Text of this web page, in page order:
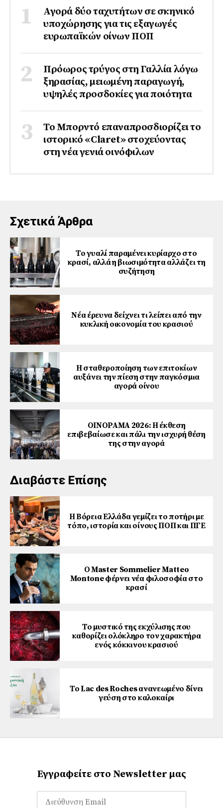
Αγορά δύο ταχυτήτων σε σκηνικό
υποχώρησης για τις εξαγωγές
ευρωπαϊκών οίνων ΠΟΠ
Πρόωρος τρύγος στη Γαλλία λόγω
ξηρασίας, μειωμένη παραγωγή,
υψηλές προσδοκίες για ποιότητα
Το Μπορντό επαναπροσδιορίζει το
ιστορικό «Claret» στοχεύοντας
στη νέα γενιά οινόφιλων
Σχετικά Άρθρα
Το γυαλί παραμένει κυρίαρχο στο
κρασί, αλλά η βιωσιμότητα αλλάζει τη
συζήτηση
Νέα έρευνα δείχνει τι λείπει από την
κυκλική οικονομία του κρασιού
Η σταθεροποίηση των επιτοκίων
αυξάνει την πίεση στην παγκόσμια
αγορά οίνου
ΟΙΝΟΡΑΜΑ 2026: Η έκθεση
επιβεβαίωσε και πάλι την ισχυρή θέση
της στην αγορά
Διαβάστε Επίσης
Η Βόρεια Ελλάδα γεμίζει το ποτήρι με
τόπο, ιστορία και οίνους ΠΟΠ και ΠΓΕ
Ο Master Sommelier Matteo
Montone φέρνει νέα φιλοσοφία στο
κρασί
Το μυστικό της εκχύλισης που
καθορίζει ολόκληρο τον χαρακτήρα
ενός κόκκινου κρασιού
Το Lac des Roches ανανεωμένο δίνει
γεύση στο καλοκαίρι
Εγγραφείτε στο Newsletter μας